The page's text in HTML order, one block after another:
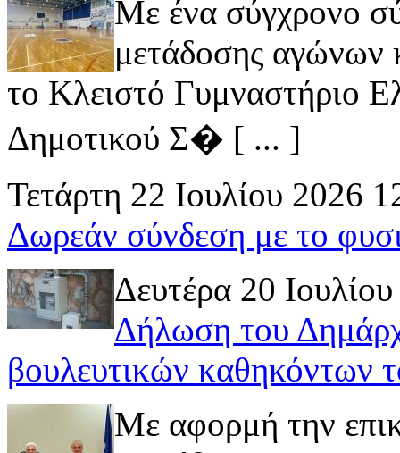
Με ένα σύγχρονο
μετάδοσης αγώνων
το Κλειστό Γυμναστήριο
Δημοτικού Σ� [ ... ]
Τετάρτη 22 Ιουλίου 2026
Δωρεάν σύνδεση με το
Δευτέρα 20
Δήλωση του
βουλευτικών καθηκόντων
Με αφορμή την